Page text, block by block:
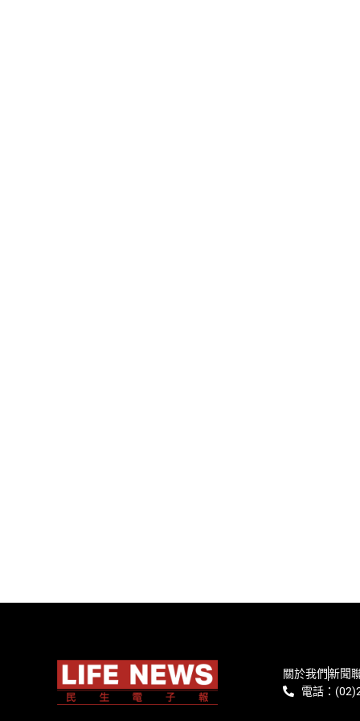
關於我們新聞
電話：